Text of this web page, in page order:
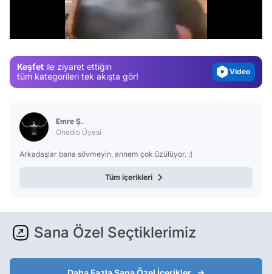
Keşfet ile ziyaret ettiğin
tüm kategorileri tek akışta gör!
Video
Emre Ş.
Onedio Üyesi
Arkadaşlar bana sövmeyin, annem çok üzülüyor. :(
Tüm içerikleri
Sana Özel Seçtiklerimiz